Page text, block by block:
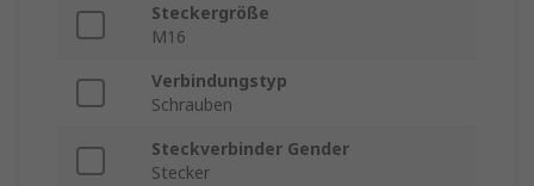
Steckergröße
M16
Verbindungstyp
Schrauben
Steckverbinder Gender
Stecker